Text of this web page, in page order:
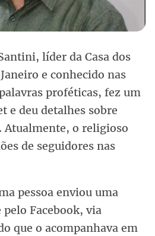
líder da Casa dos
e conhecido nas
proféticas, fez um
e deu detalhes sobre
Atualmente, o religioso
de seguidores nas
pessoa enviou uma
Facebook, via
que o acompanhava em